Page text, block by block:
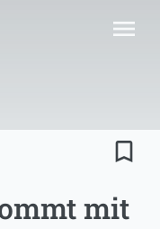
menu
bookmark_border
mit